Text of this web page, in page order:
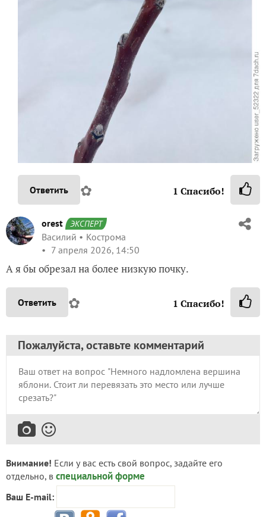
Ответить ✿ 1 Спасибо!
orest ЭКСПЕРТ
Василий
Кострома
7 апреля 2026, 14:50
А я бы обрезал на более низкую почку.
Ответить ✿ 1 Спасибо!
Пожалуйста, оставьте комментарий
Внимание! Если у вас есть свой вопрос, задайте его
отдельно, в специальной форме
Ваш E-mail: